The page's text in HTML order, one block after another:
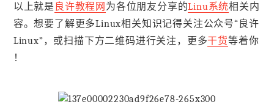
以上就是 良许教程网 为各位朋友分享的Linu系统相关内
容。想要了解更多Linux相关知识记得关注公众号“良许
Linux”，或扫描下方二维码进行关注，更多干货等着你
！